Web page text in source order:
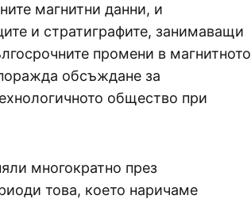
магнитни данни, и
и стратиграфите, занимаващи
промени в магнитното
обсъждане за
общество при
многократно през
това, което наричаме